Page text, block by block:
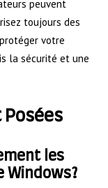
peuvent
toujours des
votre
la sécurité et une
Posées
les
Windows?